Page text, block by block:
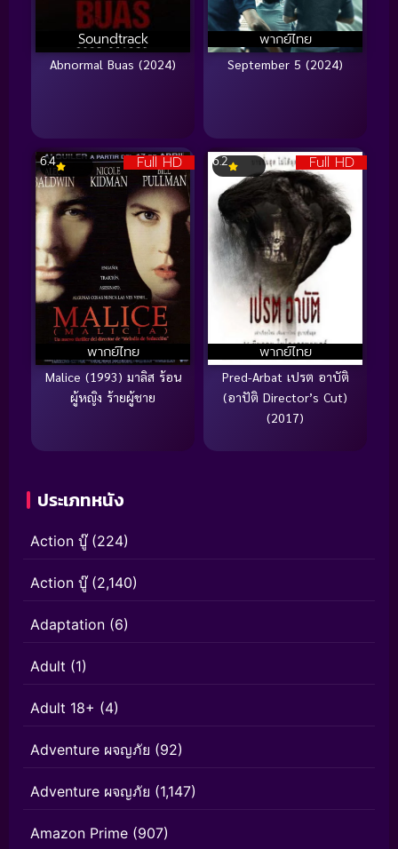
Soundtrack
Abnormal Buas (2024)
พากย์ไทย
September 5 (2024)
Full HD
พากย์ไทย
6.4
Malice (1993) มาลิส ร้อน
ผู้หญิง ร้ายผู้ชาย
Full HD
พากย์ไทย
6.2
Pred-Arbat เปรต อาบัติ
(อาปัติ Director’s Cut)
(2017)
ประเภทหนัง
Action บู๊(224)
Action บู๊(2,140)
Adaptation (6)
Adult (1)
Adult 18+ (4)
Adventure ผจญภัย (92)
Adventure ผจญภัย (1,147)
Amazon Prime (907)